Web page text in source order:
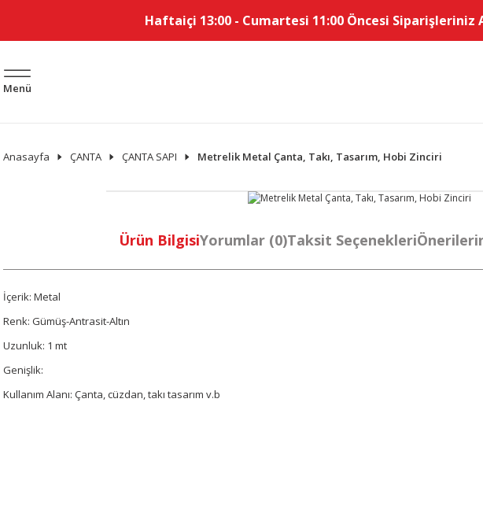
Haftaiçi 13:00 - Cumartesi 11:00 Öncesi Siparişleriniz
Menü
Anasayfa ÇANTA ÇANTA SAPI Metrelik Metal Çanta, Takı, Tasarım, Hobi Zinciri
Ürün BilgisiYorumlar (0)Taksit Seçenekleri
İçerik: Metal
Renk: Gümüş-Antrasit-Altın
Uzunluk: 1 mt
Genişlik:
Kullanım Alanı: Çanta, cüzdan, takı tasarım v.b